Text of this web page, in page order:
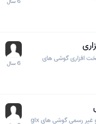
افزاری گوشی های
اخبار و ارایه جدیدترین فریمورهای رسمی و غیر رسمی گوشی های glx